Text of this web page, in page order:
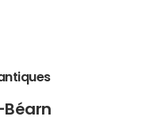
Béarn